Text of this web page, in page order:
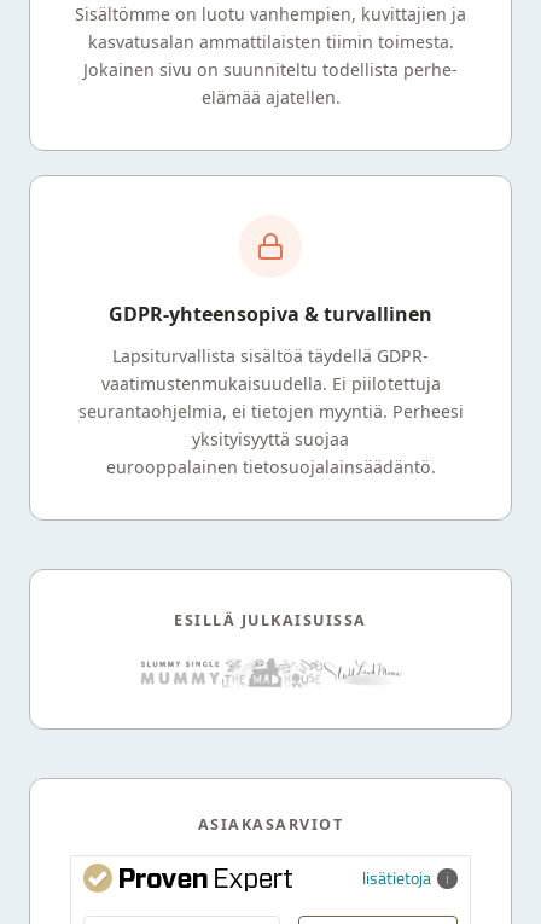
Sisältömme on luotu vanhempien, kuvittajien ja
kasvatusalan ammattilaisten tiimin toimesta.
Jokainen sivu on suunniteltu todellista perhe-
elämää ajatellen.
GDPR-yhteensopiva & turvallinen
Lapsiturvallista sisältöä täydellä GDPR-
vaatimustenmukaisuudella. Ei piilotettuja
seurantaohjelmia, ei tietojen myyntiä. Perheesi
yksityisyyttä suojaa
eurooppalainen tietosuojalainsäädäntö.
ESILLÄ JULKAISUISSA
ASIAKASARVIOT
lisätietoja